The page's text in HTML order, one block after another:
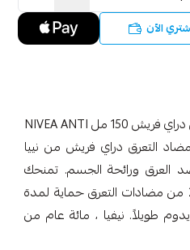
الآن
نيفيا بخاخ مضاد التعرق انتعاش دراي فريش 150 مل NIVEA ANTI
PERSPIRANT DRY FRESH مضاد التعرق دراي فريش من نييا
العرق ورائحة الجسم. تمنحك
تركيبته المزدوجة النشطة مع 2 من مضادات التعرق حماية لمدة
طويلاً. نيفيا ، مائة عام من